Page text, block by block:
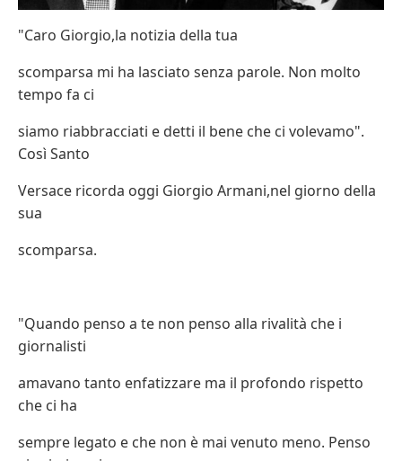
"Caro Giorgio,la notizia della tua
scomparsa mi ha lasciato senza parole. Non molto
tempo fa ci
siamo riabbracciati e detti il bene che ci volevamo".
Così Santo
Versace ricorda oggi Giorgio Armani,nel giorno della
sua
scomparsa.
"Quando penso a te non penso alla rivalità che i
giornalisti
amavano tanto enfatizzare ma il profondo rispetto
che ci ha
sempre legato e che non è mai venuto meno. Penso